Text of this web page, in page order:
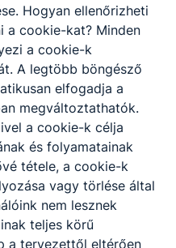
Hogyan ellenőrizheti
a cookie-kat? Minden
a cookie-k
A legtöbb böngésző
elfogadja a
megváltoztathatók.
a cookie-k célja
és folyamatainak
tétele, a cookie-k
vagy törlése által
nem lesznek
teljes körű
a tervezettől eltérően